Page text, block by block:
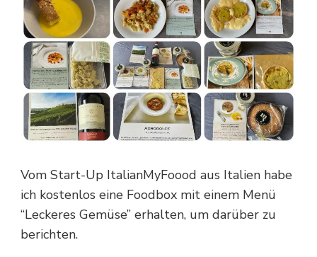
Vom Start-Up ItalianMyFoood aus Italien habe
ich kostenlos eine Foodbox mit einem Menü
“Leckeres Gemüse” erhalten, um darüber zu
berichten.